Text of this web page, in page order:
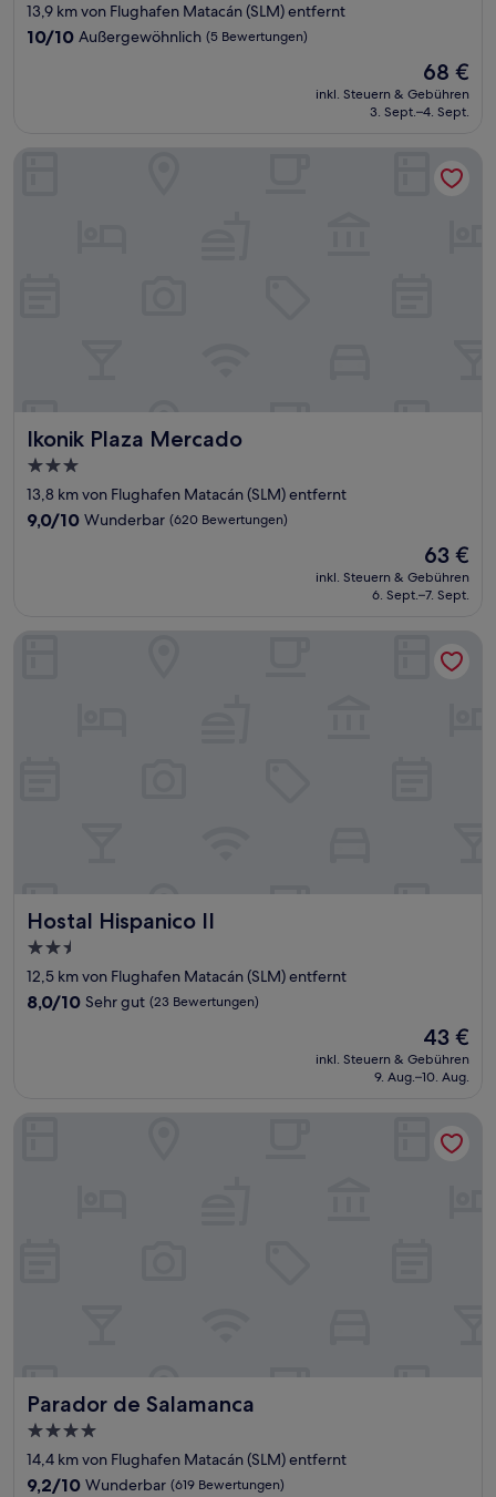
Sterne-
Unterkunft
13,9 km von Flughafen Matacán (SLM) entfernt
10.0
10/10 Außergewöhnlich (5 Bewertungen)
Der
Preis
beträgt
68 €
inkl. Steuern & Gebühren
3. Sept.–4. Sept.
Ikonik Plaza Mercado
Ikonik Plaza Mercado
3.0-
Sterne-
Unterkunft
13,8 km von Flughafen Matacán (SLM) entfernt
9.0
9,0/10 Wunderbar (620 Bewertungen)
Der
Preis
beträgt
63 €
inkl. Steuern & Gebühren
6. Sept.–7. Sept.
Hostal Hispanico II
Hostal Hispanico II
2.5-
Sterne-
Unterkunft
12,5 km von Flughafen Matacán (SLM) entfernt
8.0
Bewertungen)
8,0/10 Sehr gut (23 Bewertungen)
Der
Preis
beträgt
43 €
inkl. Steuern & Gebühren
9. Aug.–10. Aug.
Hostal Hispanico II
Parador de Salamanca
Parador de Salamanca
4.0-
Sterne-
Unterkunft
14,4 km von Flughafen Matacán (SLM) entfernt
9.2
9,2/10 Wunderbar (619 Bewertungen)